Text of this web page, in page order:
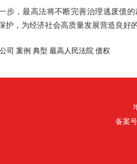
步，最高法将不断完善治理逃废债
护，为经济社会高质量发展营造良好
公司 案例 典型 最高人民法院 债权
备案